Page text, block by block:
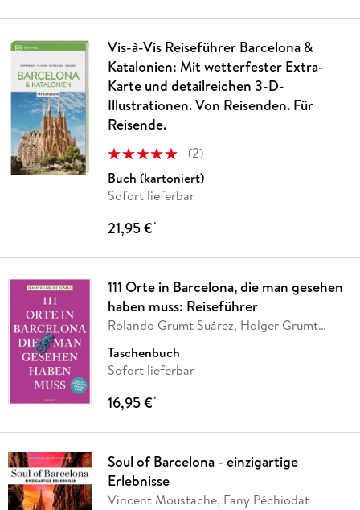
Vis-à-Vis Reiseführer Barcelona &
Katalonien: Mit wetterfester Extra-
Karte und detailreichen 3-D-
Illustrationen. Von Reisenden. Für
Reisende.
(2)
Buch (kartoniert)
Sofort lieferbar
21,95 €*
111 Orte in Barcelona, die man gesehen
haben muss: Reiseführer
Rolando Grumt Suárez, Holger Grumt
Taschenbuch
Sofort lieferbar
16,95 €*
Soul of Barcelona - einzigartige
Erlebnisse
Vincent Moustache, Fany Péchiodat